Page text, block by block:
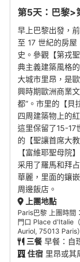
第5天：巴黎>
早上巴黎出發，
至 17 世紀的房
史。參觀【第戎
典主義建築風格
大城市里昂，是
興時期歐洲商業
都”。市里的【貝
四周建築物上的
這里保留了15-17
的【聖讓首席大
【富維耶聖母院
采用了羅馬和拜
華麗，里面的鑲
周邊飯店。
上團地點
Paris巴黎 上團時間
門口 Place d'Italie
Auriol, 75013 Paris）
三餐早餐：自
住宿 里昂或其